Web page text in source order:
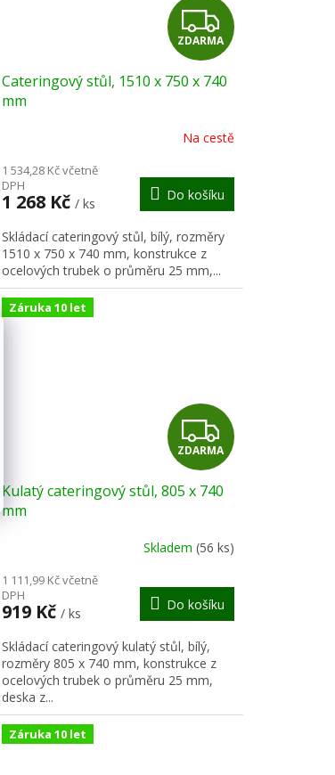
Z
D
A
R
M
A
ZDARMA
Cateringový stůl, 1510 x 750 x 740
mm
Na cestě
1 534,28 Kč včetně
DPH
1 268 Kč / ks
Do košíku
Skládací cateringový stůl, bílý, rozměry
1510 x 750 x 740 mm, konstrukce z
ocelových trubek o průměru 25 mm,...
Záruka 10 let
Z
D
A
R
M
A
ZDARMA
Kulatý cateringový stůl, 805 x 740
mm
Skladem (56 ks)
1 111,99 Kč včetně
DPH
919 Kč / ks
Do košíku
Skládací cateringový kulatý stůl, bílý,
rozměry 805 x 740 mm, konstrukce z
ocelových trubek o průměru 25 mm,
deska z...
Záruka 10 let